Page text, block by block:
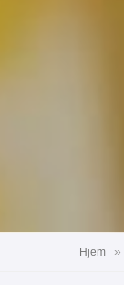
Hjem »